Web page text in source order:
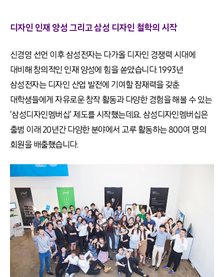
디자인 인재 양성 그리고 삼성 디자인 철학의 시작
신경영 선언 이후 삼성전자는 다가올 디자인 경쟁력 시대에
대비해 창의적인 인재 양성에 힘을 쏟았습니다. 1993년
삼성전자는 디자인 산업 발전에 기여할 잠재력을 갖춘
대학생들에게 자유로운 창작 활동과 다양한 경험을 해볼 수 있는
‘삼성디자인멤버십’ 제도를 시작했는데요. 삼성디자인멤버십은
출범 이래 20년간 다양한 분야에서 고루 활동하는 800여 명의
회원을 배출했습니다.